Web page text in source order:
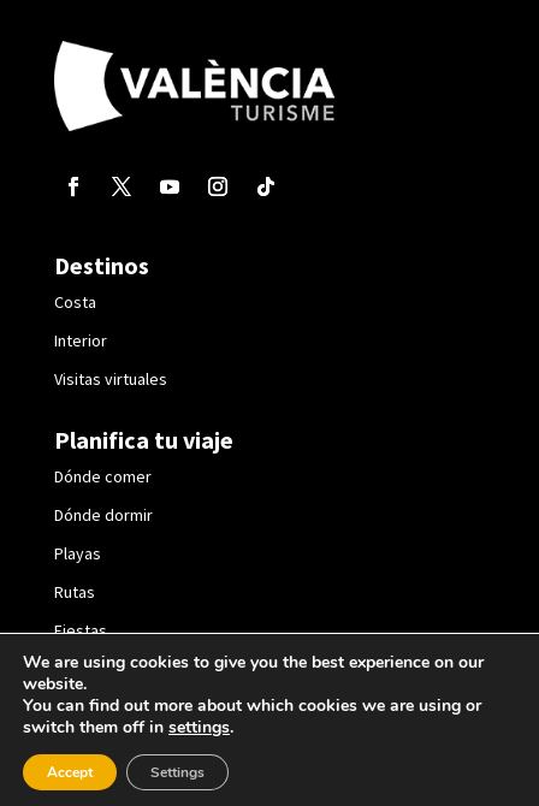
Destinos
Costa
Interior
Visitas virtuales
Planifica tu viaje
Dónde comer
Dónde dormir
Playas
Rutas
Fiestas
2021 © València Turisme |
Política de cookies
We are using cookies to give you the best experience on our
website.
You can find out more about which cookies we are using or
switch them off in settings.
Accept Settings